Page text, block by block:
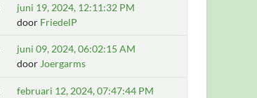
juni 19, 2024, 12:11:32 PM
door FriedelP
juni 09, 2024, 06:02:15 AM
door Joergarms
februari 12, 2024, 07:47:44 PM